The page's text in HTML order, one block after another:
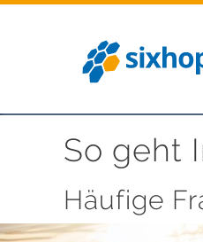
Zum
So geht
Häufige